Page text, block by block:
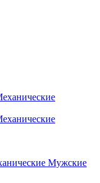
Мужские